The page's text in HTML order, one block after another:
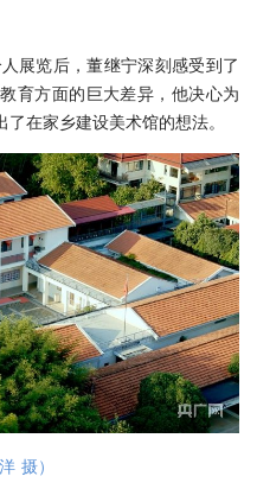
展览后，董继宁深刻感受到了
育方面的巨大差异，他决心为
在家乡建设美术馆的想法。
摄）